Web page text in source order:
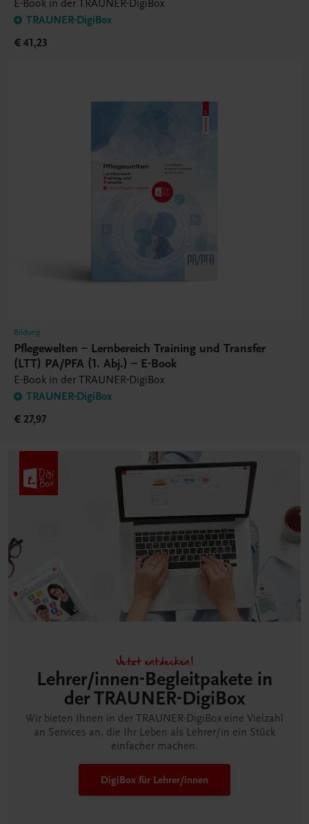
E-Book in der TRAUNER-DigiBox
TRAUNER-DigiBox
€ 41,23
Bildung
Pflegewelten – Lernbereich Training und Transfer
(LTT) PA/PFA (1. Abj.) – E-Book
E-Book in der TRAUNER-DigiBox
TRAUNER-DigiBox
€ 27,97
Jetzt entdecken!
Lehrer/innen-Begleitpakete in
der TRAUNER-DigiBox
Wir bieten Ihnen in der TRAUNER-DigiBox eine Vielzahl
an Services an, die Ihr Leben als Lehrer/in ein Stück
einfacher machen.
DigiBox für Lehrer/innen